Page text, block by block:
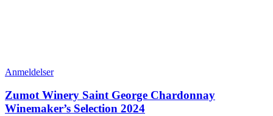
Anmeldelser
Zumot Winery Saint George Chardonnay
Winemaker’s Selection 2024